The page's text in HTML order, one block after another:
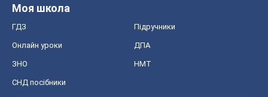
Моя школа
ГДЗ Підручники
Онлайн уроки ДПА
ЗНО НМТ
СНД посібники